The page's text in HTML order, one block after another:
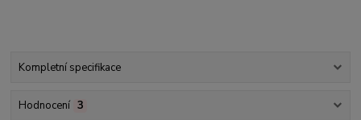
Kompletní specifikace
Hodnocení 3